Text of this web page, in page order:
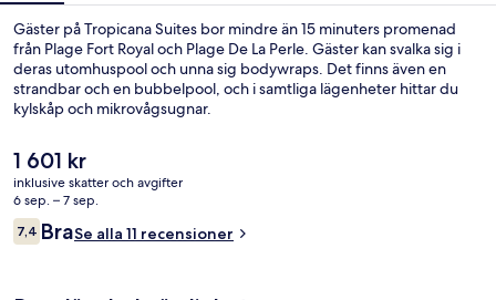
Gäster på Tropicana Suites bor mindre än 15 minuters promenad
från Plage Fort Royal och Plage De La Perle. Gäster kan svalka sig i
deras utomhuspool och unna sig bodywraps. Det finns även en
strandbar och en bubbelpool, och i samtliga lägenheter hittar du
kylskåp och mikrovågsugnar.
Det
nuvarande
priset
är
1 601 kr
1 601 kr
inklusive skatter och avgifter
6 sep. – 7 sep.
Recensioner
7,47,4 av 10,
BraSe alla 11 recensioner